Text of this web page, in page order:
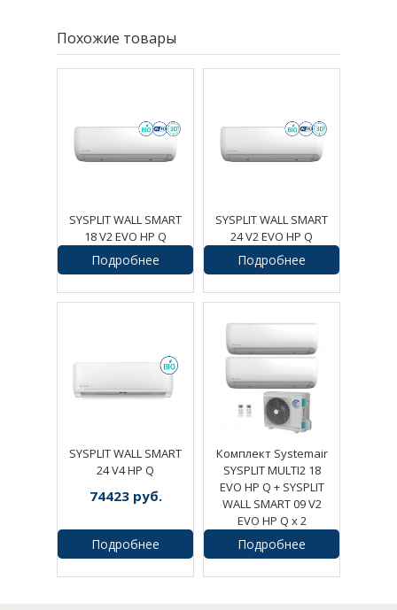
Похожие товары
SYSPLIT WALL SMART
18 V2 EVO HP Q
79220руб.
Подробнее
SYSPLIT WALL SMART
24 V2 EVO HP Q
149476руб.
Подробнее
SYSPLIT WALL SMART
24 V4 HP Q
74423 руб.
Подробнее
Комплект Systemair
SYSPLIT MULTI2 18
EVO HP Q + SYSPLIT
WALL SMART 09 V2
EVO HP Q х 2
125000руб.
Подробнее